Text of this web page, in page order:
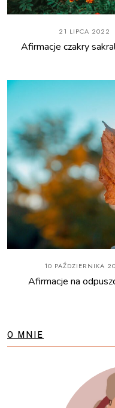
21 LIPCA 2022
Afirmacje czakry
10 PAŹDZIERNIKA
Afirmacje na
O MNIE